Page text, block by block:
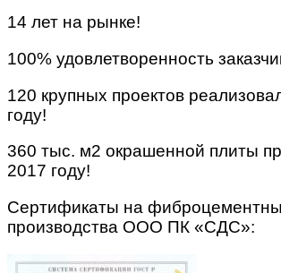
14 лет на рынке!
100% удовлетворенность
120 крупных проектов
году!
360 тыс. м2 окрашенной плиты
2017 году!
Сертификаты на
производства ООО ПК «СДС»: